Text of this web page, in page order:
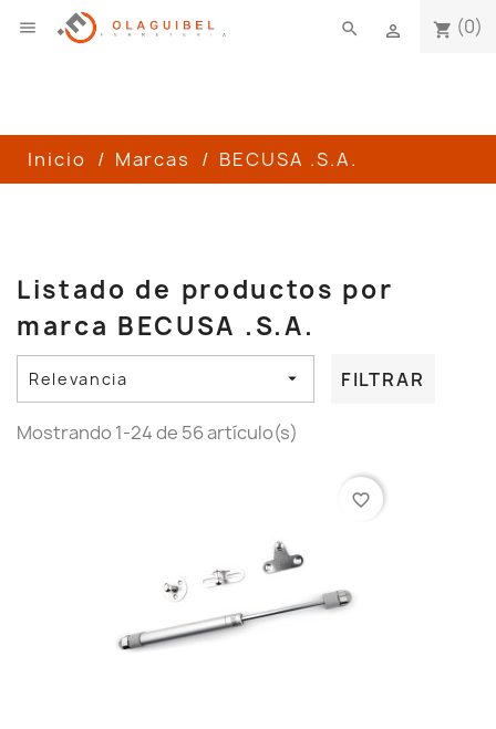
 shopping_cart (0)

search
Inicio Marcas BECUSA .S.A.
Listado de productos por
marca BECUSA .S.A.
Relevancia  FILTRAR
Mostrando 1-24 de 56 artículo(s)
favorite_border